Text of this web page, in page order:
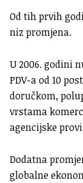
Od tih prvih
niz promjena.
U 2006. godini
PDV-a od 10
doručkom,
vrstama
agencijske
Dodatna
globalne